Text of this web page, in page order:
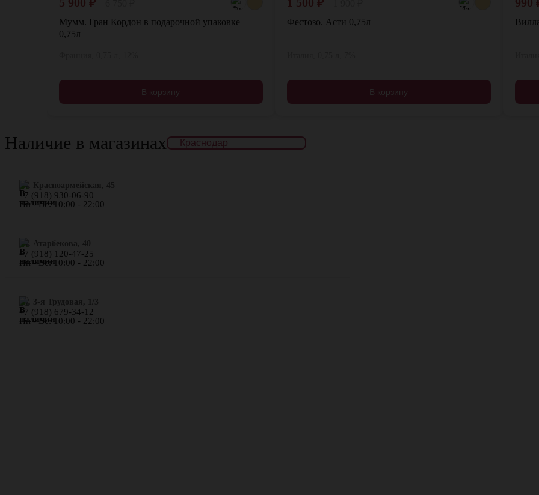
Мумм. Гран Кордон в подарочной упаковке
0,75л
В корзину
Фестозо. Асти 0,75л
В корзину
Наличие в магазинах
ул. Красноармейская, 45
+7 (918) 930-06-90
Пн - Вс: 10:00 - 22:00
​ул. Атарбекова, 40
+7 (918) 120-47-25
Пн - Вс: 10:00 - 22:00
ул. 3-я Трудовая, 1/3
+7 (918) 679-34-12
Пн - Вс: 10:00 - 22:00